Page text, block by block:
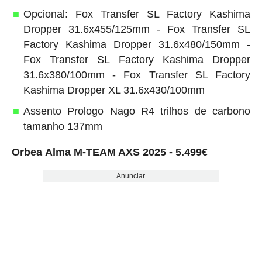
Opcional: Fox Transfer SL Factory Kashima
Dropper 31.6x455/125mm - Fox Transfer SL
Factory Kashima Dropper 31.6x480/150mm -
Fox Transfer SL Factory Kashima Dropper
31.6x380/100mm - Fox Transfer SL Factory
Kashima Dropper XL 31.6x430/100mm
Assento Prologo Nago R4 trilhos de carbono
tamanho 137mm
Orbea Alma M-TEAM AXS 2025 - 5.499€
Anunciar